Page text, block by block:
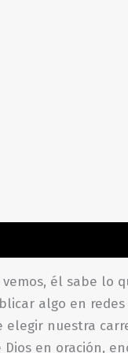
él sabe lo
algo en
elegir nuestra
Dios en oración,